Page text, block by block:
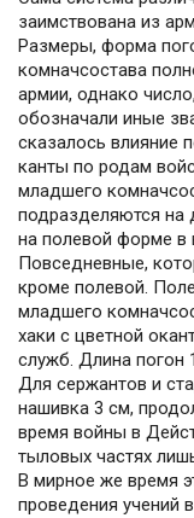
заимствована из
Размеры, форма
комначсостава
армии, однако
обозначали иные
сказалось влияние
канты по родам
младшего
подразделяются на
на полевой форме в
Повседневные,
кроме полевой.
младшего
хаки с цветной
служб. Длина погон
Для сержантов и
нашивка 3 см,
время войны в
тыловых частях
В мирное же время
проведения учений